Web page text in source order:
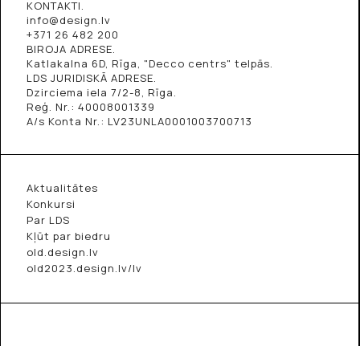
KONTAKTI.
info@design.lv
+371 26 482 200
BIROJA ADRESE.
Katlakalna 6D, Rīga, "Decco centrs" telpās.
LDS JURIDISKĀ ADRESE.
Dzirciema iela 7/2-8, Rīga.
Reģ. Nr.: 40008001339
A/s Konta Nr.: LV23UNLA0001003700713
Aktualitātes
Konkursi
Par LDS
Kļūt par biedru
old.design.lv
old2023.design.lv/lv